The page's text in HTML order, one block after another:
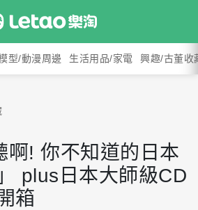
型/動漫周邊 生活用品/家電 興趣/古董收
啊! 你不知道的日本
plus日本大師級CD
箱